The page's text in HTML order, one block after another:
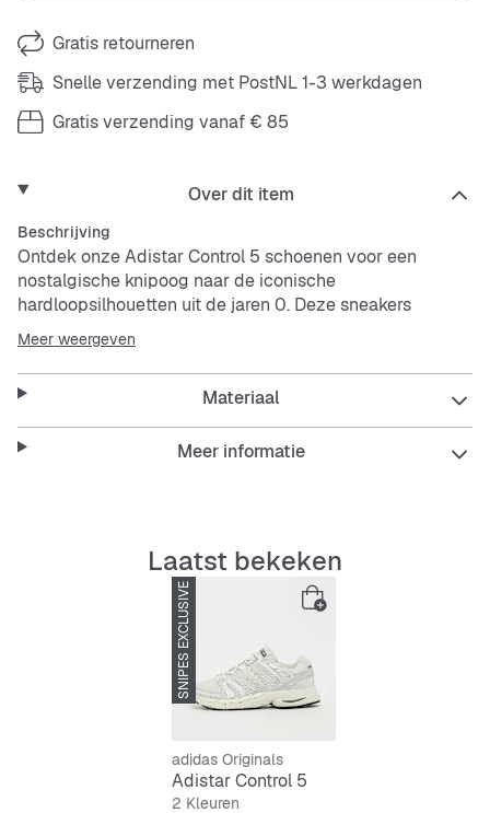
Gratis retourneren
Snelle verzending met PostNL 1-3 werkdagen
Gratis verzending vanaf € 85
Over dit item
Beschrijving
Ontdek onze Adistar Control 5 schoenen voor een
nostalgische knipoog naar de iconische
hardloopsilhouetten uit de jaren 0. Deze sneakers
brengen de essentie van Originals naar de straat en
combineren erfgoed met moderne flair.
Een bovenwerk van open mesh biedt ademend
vermogen, terwijl metallic overlays een vleugje stadse
elegantie toevoegen. Het Torsion System zorgt voor
dagje op pad, deze sneakers bieden stijl en
adidas
merkdetails en het Adistar-
logo zijn ze een bewijs van tijdloos ontwerp en innovatie.
Normale pasvorm
TORSION System
ADIPRENE+-voorvoetunit
FORMOTION-unit
Meer weergeven
Materiaal
Meer informatie
Laatst bekeken
SNIPES EXCLUSIVE
adidas Originals
Adistar Control 5
2 Kleuren